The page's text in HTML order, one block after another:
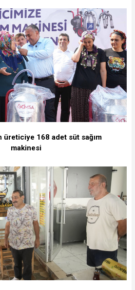
üreticiye 168 adet süt sağım
makinesi